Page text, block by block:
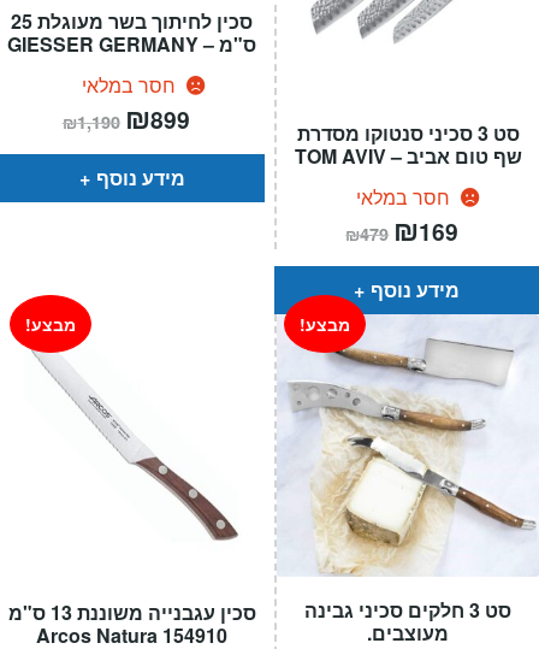
סכין לחיתוך בשר מעוגלת 25
ס"מ – GIESSER GERMANY
חסר במלאי
₪1,190 המחיר
המקורי
היה:
₪899
הוא:
מידע נוסף
סט 3 סכיני סנטוקו מסדרת
שף טום אביב – TOM AVIV
חסר במלאי
₪479 המחיר
המקורי
היה:
₪479.
₪169
הוא:
מידע נוסף
סכין עגבנייה משוננת 13 ס"מ
154910 Arcos Natura
מבצע!
סט 3 חלקים סכיני גבינה
מעוצבים.
מבצע!